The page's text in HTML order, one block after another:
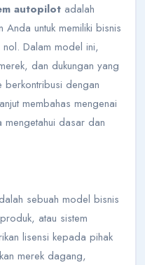
autopilot adalah
untuk memiliki bisnis
Dalam model ini,
dan dukungan yang
berkontribusi dengan
membahas mengenai
dasar dan
sebuah model bisnis
atau sistem
lisensi kepada pihak
merek dagang,